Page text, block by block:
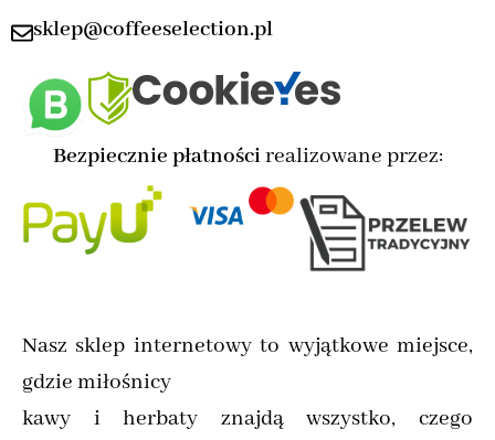
sklep@coffeeselection.pl
Bezpiecznie płatnościrealizowane przez:
Nasz sklep internetowy to wyjątkowe miejsce,
gdzie miłośnicy
kawy i herbaty znajdą wszystko, czego